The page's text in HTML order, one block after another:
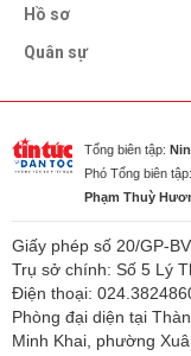
Hồ sơ
Quân sự
Tổng biên tập:
Phó Tổng biên tập:
Phạm Thuỳ
Giấy phép số 20/GP-
Trụ sở chính: Số 5 Lý
Điện thoại:
Phòng đại diện tại
Minh Khai, phường